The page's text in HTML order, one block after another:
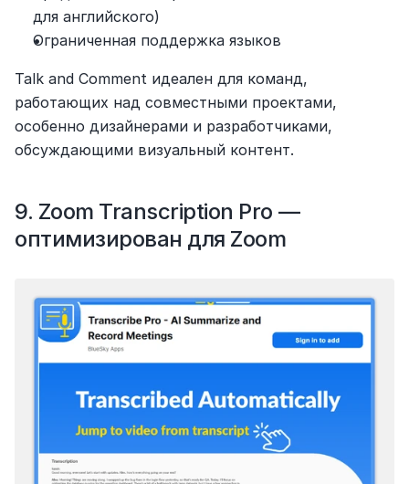
для английского)
Ограниченная поддержка языков
Talk and Comment идеален для команд,
работающих над совместными проектами,
особенно дизайнерами и разработчиками,
обсуждающими визуальный контент.
9. Zoom Transcription Pro —
оптимизирован для Zoom